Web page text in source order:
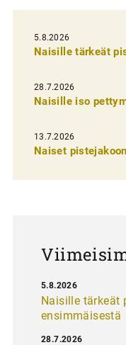
e
l
i
e
n
e
5.8.2026
Naisille tärkeät
28.7.2026
Naisille iso
13.7.2026
Naiset
Naisille tärkeät
ensimmäisestä
5.8.2026
28.7.2026